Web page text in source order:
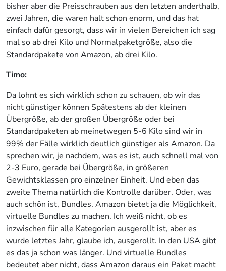
bisher aber die Preisschrauben aus den letzten anderthalb,
zwei Jahren, die waren halt schon enorm, und das hat
einfach dafür gesorgt, dass wir in vielen Bereichen ich sag
mal so ab drei Kilo und Normalpaketgröße, also die
Standardpakete von Amazon, ab drei Kilo.
Timo:
Da lohnt es sich wirklich schon zu schauen, ob wir das
nicht günstiger können Spätestens ab der kleinen
Übergröße, ab der großen Übergröße oder bei
Standardpaketen ab meinetwegen 5-6 Kilo sind wir in
99% der Fälle wirklich deutlich günstiger als Amazon. Da
sprechen wir, je nachdem, was es ist, auch schnell mal von
2-3 Euro, gerade bei Übergröße, in größeren
Gewichtsklassen pro einzelner Einheit. Und eben das
zweite Thema natürlich die Kontrolle darüber. Oder, was
auch schön ist, Bundles. Amazon bietet ja die Möglichkeit,
virtuelle Bundles zu machen. Ich weiß nicht, ob es
inzwischen für alle Kategorien ausgerollt ist, aber es
wurde letztes Jahr, glaube ich, ausgerollt. In den USA gibt
es das ja schon was länger. Und virtuelle Bundles
bedeutet aber nicht, dass Amazon daraus ein Paket macht